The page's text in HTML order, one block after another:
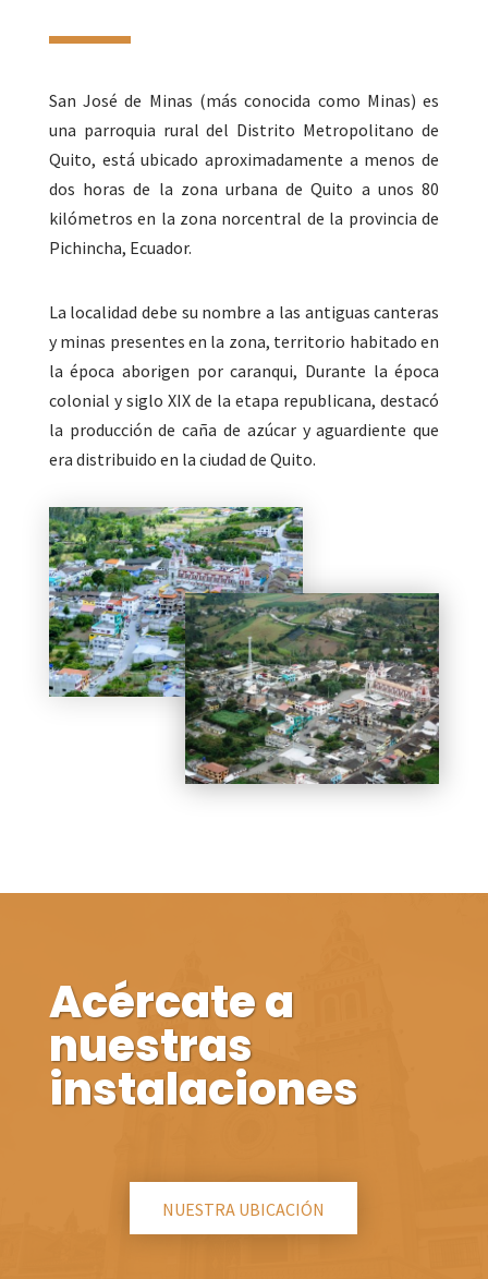
San José de Minas (más conocida como Minas) es
una parroquia rural del Distrito Metropolitano de
Quito, está ubicado aproximadamente a menos de
dos horas de la zona urbana de Quito a unos 80
kilómetros en la zona norcentral de la provincia de
Pichincha, Ecuador.
La localidad debe su nombre a las antiguas canteras
y minas presentes en la zona, territorio habitado en
la época aborigen por caranqui, Durante la época
colonial y siglo XIX de la etapa republicana, destacó
la producción de caña de azúcar y aguardiente que
era distribuido en la ciudad de Quito.
Acércate a
nuestras
instalaciones
NUESTRA UBICACIÓN